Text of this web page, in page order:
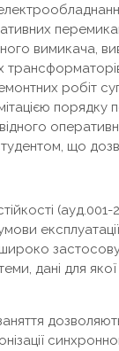
вимикача,
робіт
порядку
що
умови
дані для